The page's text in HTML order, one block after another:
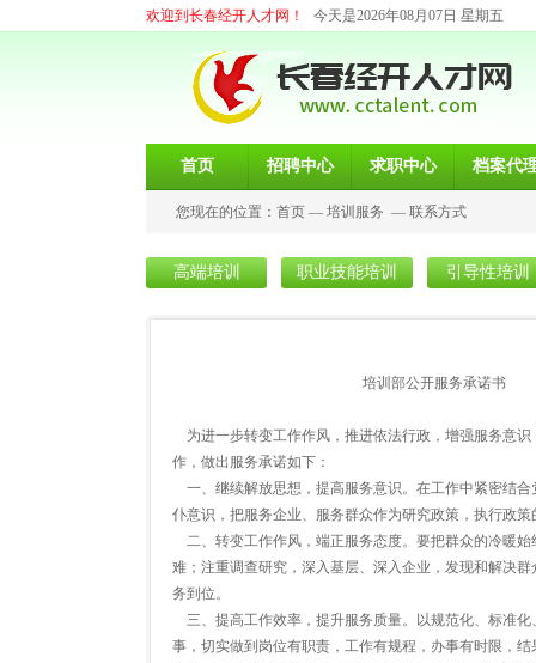
欢迎到长春经开人才网！ 今天是2026年08月07日 星期五
首页 招聘中心 求职中心 档案代
您现在的位置： 首页 — 培训服务 — 联系方式
高端培训 职业技能培训 引导性培训
培训部公开服务承诺书
为进一步转变工作作风，推进依法行政，增强服务意
作，做出服务承诺如下：
一、继续解放思想，提高服务意识。在工作中紧密结
仆意识，把服务企业、服务群众作为研究政策，执行政
二、转变工作作风，端正服务态度。要把群众的冷暖
难；注重调查研究，深入基层、深入企业，发现和解决
务到位。
三、提高工作效率，提升服务质量。以规范化、标准
事，切实做到岗位有职责，工作有规程，办事有时限，